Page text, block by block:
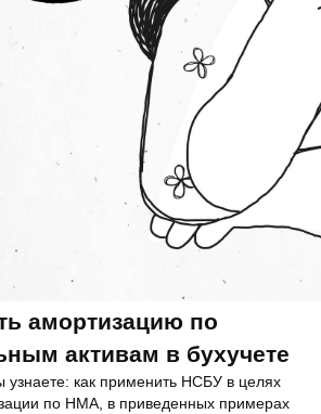
амортизацию по
активам в бухучете
узнаете: как применить НСБУ в целях
по НМА, в приведенных примерах